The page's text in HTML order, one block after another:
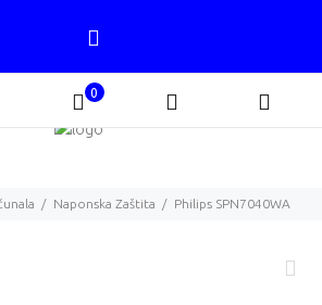
0
Naponska Zaštita Philips SPN7040WA